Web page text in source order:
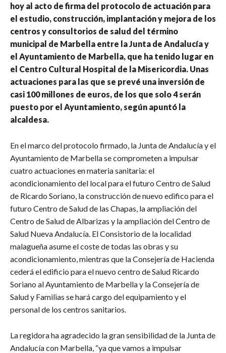
hoy al acto de firma del protocolo de actuación para
el estudio, construcción, implantación y mejora de los
centros y consultorios de salud del término
municipal de Marbella entre la Junta de Andalucía y
el Ayuntamiento de Marbella, que ha tenido lugar en
el Centro Cultural Hospital de la Misericordia. Unas
actuaciones para las que se prevé una inversión de
casi 100 millones de euros, de los que solo 4 serán
puesto por el Ayuntamiento, según apuntó la
alcaldesa.
En el marco del protocolo firmado, la Junta de Andalucía y el
Ayuntamiento de Marbella se comprometen a impulsar
cuatro actuaciones en materia sanitaria: el
acondicionamiento del local para el futuro Centro de Salud
de Ricardo Soriano, la construcción de nuevo edifico para el
futuro Centro de Salud de las Chapas, la ampliación del
Centro de Salud de Albarizas y la ampliación del Centro de
Salud Nueva Andalucía. El Consistorio de la localidad
malagueña asume el coste de todas las obras y su
acondicionamiento, mientras que la Consejería de Hacienda
cederá el edificio para el nuevo centro de Salud Ricardo
Soriano al Ayuntamiento de Marbella y la Consejería de
Salud y Familias se hará cargo del equipamiento y el
personal de los centros sanitarios.
La regidora ha agradecido la gran sensibilidad de la Junta de
Andalucía con Marbella, “ya que vamos a impulsar